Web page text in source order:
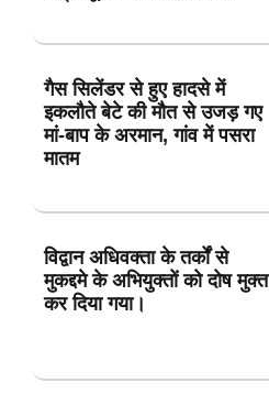
गैस सिलेंडर से हुए हादसे में
इकलौते बेटे की मौत से उजड़ गए
मां-बाप के अरमान, गांव में पसरा
मातम
विद्वान अधिवक्ता के तर्कों से
मुकद्दमे के अभियुक्तों को दोष मुक्त
कर दिया गया।